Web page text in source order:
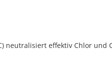
neutralisiert effektiv Chlor